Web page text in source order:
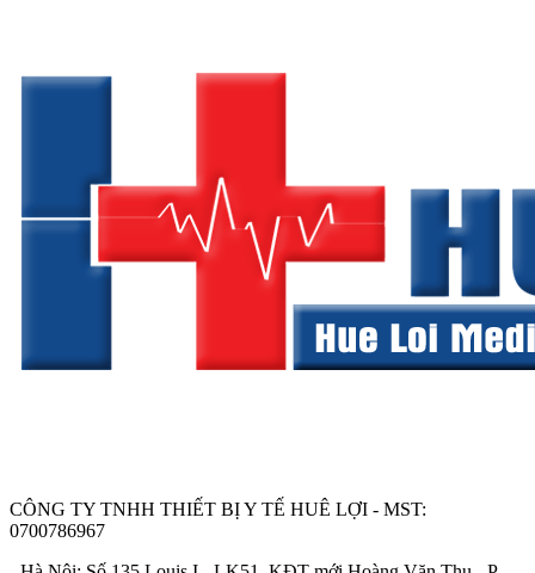
CÔNG TY TNHH THIẾT BỊ Y TẾ HUÊ LỢI - MST:
0700786967